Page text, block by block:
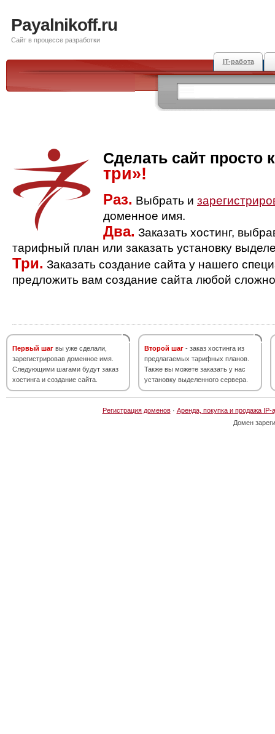
Payalnikoff.ru
Сайт в процессе разработки
IT-работа
Сделать сайт просто
три»!
Раз. Выбрать и
доменное имя.
Два. Заказать хостинг,
тарифный план или заказать установку
Три. Заказать создание сайта у нашего
предложить вам создание сайта любой
Первый шаг вы уже сделали,
зарегистрировав доменное имя.
Следующими шагами будут заказ
хостинга и создание сайта.
Второй шаг - заказ хостинга из
предлагаемых тарифных планов.
Также вы можете заказать у нас
установку выделенного сервера.
Регистрация доменов· Аренда, покупка и продажа IP-
Домен